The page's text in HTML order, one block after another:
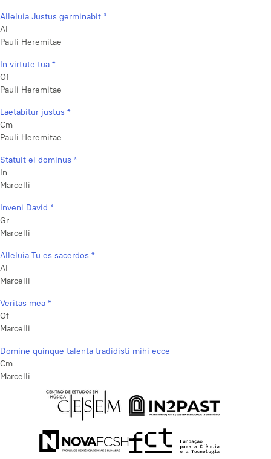
Alleluia Justus germinabit *
Al
Pauli Heremitae
In virtute tua *
Of
Pauli Heremitae
Laetabitur justus *
Cm
Pauli Heremitae
Statuit ei dominus *
In
Marcelli
Inveni David *
Gr
Marcelli
Alleluia Tu es sacerdos *
Al
Marcelli
Veritas mea *
Of
Marcelli
Domine quinque talenta tradidisti mihi ecce
Cm
Marcelli